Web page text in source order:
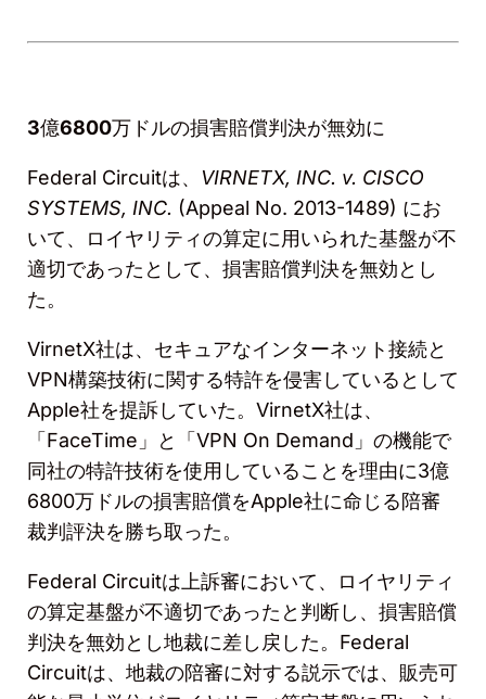
3億6800万ドルの損害賠償判決が無効に
Federal Circuitは、 VIRNETX, INC. v. CISCO
SYSTEMS, INC. (Appeal No. 2013-1489) にお
いて、ロイヤリティの算定に用いられた基盤が不
適切であったとして、損害賠償判決を無効とし
た。
VirnetX社は、セキュアなインターネット接続と
VPN構築技術に関する特許を侵害しているとして
Apple社を提訴していた。 VirnetX社は、
「 FaceTime 」と「 VPN On Demand 」の機能で
同社の特許技術を使用していることを理由に3億
6800万ドルの損害賠償をApple社に命じる陪審
裁判評決を勝ち取った。
Federal Circuitは上訴審において、ロイヤリティ
の算定基盤が不適切であったと判断し、損害賠償
判決を無効とし地裁に差し戻した。 Federal
Circuitは、地裁の陪審に対する説示では、販売可